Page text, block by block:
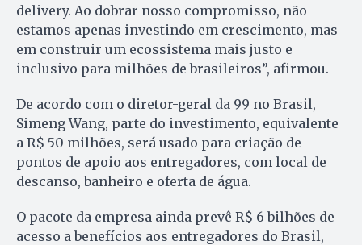
delivery. Ao dobrar nosso compromisso, não
estamos apenas investindo em crescimento, mas
em construir um ecossistema mais justo e
inclusivo para milhões de brasileiros”, afirmou.
De acordo com o diretor-geral da 99 no Brasil,
Simeng Wang, parte do investimento, equivalente
a R$ 50 milhões, será usado para criação de
pontos de apoio aos entregadores, com local de
descanso, banheiro e oferta de água.
O pacote da empresa ainda prevê R$ 6 bilhões de
acesso a benefícios aos entregadores do Brasil,